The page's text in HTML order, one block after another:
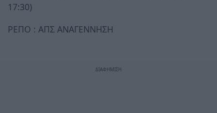
17:30)
ΡΕΠΟ : ΑΠΣ ΑΝΑΓΕΝΝΗΣΗ